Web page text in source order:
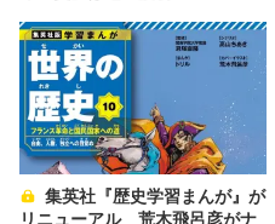
リニューアル 荒木飛呂彦がナ